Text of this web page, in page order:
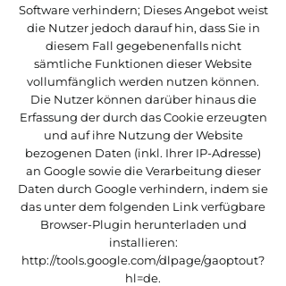
Software verhindern; Dieses Angebot weist
die Nutzer jedoch darauf hin, dass Sie in
diesem Fall gegebenenfalls nicht
sämtliche Funktionen dieser Website
vollumfänglich werden nutzen können.
Die Nutzer können darüber hinaus die
Erfassung der durch das Cookie erzeugten
und auf ihre Nutzung der Website
bezogenen Daten (inkl. Ihrer IP-Adresse)
an Google sowie die Verarbeitung dieser
Daten durch Google verhindern, indem sie
das unter dem folgenden Link verfügbare
Browser-Plugin herunterladen und
installieren:
http://tools.google.com/dlpage/gaoptout?
hl=de.